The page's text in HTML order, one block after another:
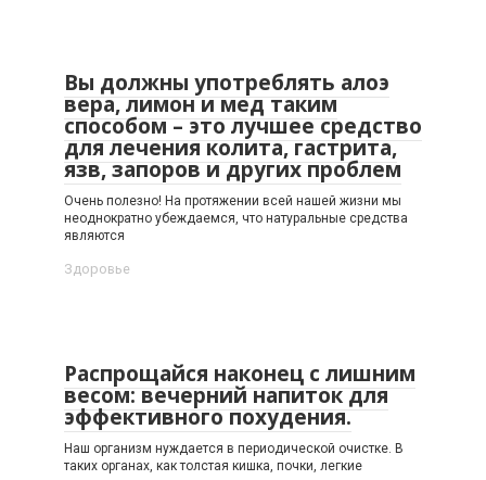
Вы должны употреблять алоэ
вера, лимон и мед таким
способом – это лучшее средство
для лечения колита, гастрита,
язв, запоров и других проблем
Очень полезно! На протяжении всей нашей жизни мы
неоднократно убеждаемся, что натуральные средства
являются
Здоровье
Распрощайся наконец с лишним
весом: вечерний напиток для
эффективного похудения.
Наш организм нуждается в периодической очистке. В
таких органах, как толстая кишка, почки, легкие